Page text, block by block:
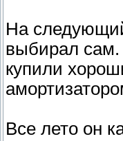
На
выбирал сам.
купили
Все лето он